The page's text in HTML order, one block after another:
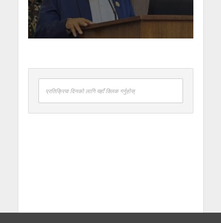
प्रतिक्रिया दिनको लागि यहाँ क्लिक गर्नुहोस्